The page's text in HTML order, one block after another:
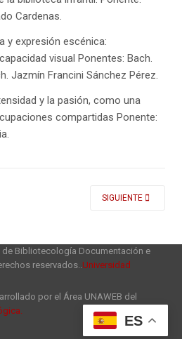
ES
Cardenas.
y expresión escénica:
visual Ponentes: Bach.
Jazmín Francini Sánchez Pérez.
y la pasión, como una
compartidas Ponente:
DE EDUCACIÓN SOBRE
ARTÍCULO
SIGUIENTE
Bibliotecología Documentación e
reservados..Universidad
por el Área UNAWEB del